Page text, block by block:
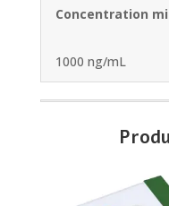
Concentration
1000 ng/mL